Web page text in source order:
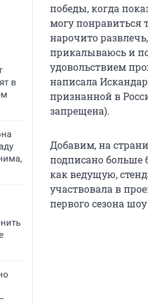
в
победы, когда
могу понравиться
нарочито
прикалываюсь и
удовольствием
написала
признанной в
запрещена).
Добавим, на
подписано больше
как ведущую,
участвовала в
первого сезона шоу